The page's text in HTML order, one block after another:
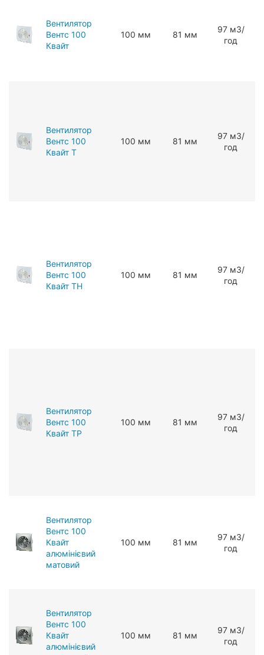
Вентилятор
Вентс 100
Квайт
100 мм 81 мм
97 мЗ/
год
Вентилятор
Вентс 100
Квайт Т
100 мм 81 мм
97 мЗ/
год
Вентилятор
Вентс 100
Квайт ТН
100 мм 81 мм
97 мЗ/
год
Вентилятор
Вентс 100
Квайт ТР
100 мм 81 мм
97 мЗ/
год
Вентилятор
Вентс 100
Квайт
алюмінієвий
матовий
100 мм 81 мм
97 мЗ/
год
Вентилятор
Вентс 100
Квайт
алюмінієвий
100 мм 81 мм
97 мЗ/
год